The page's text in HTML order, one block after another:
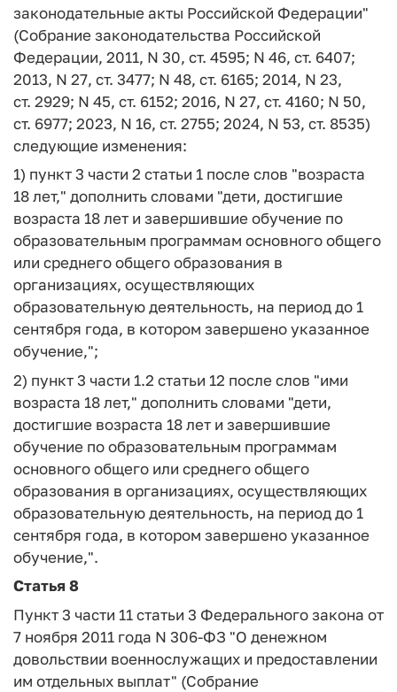
законодательные акты Российской Федерации"
(Собрание законодательства Российской
Федерации, 2011, N 30, ст. 4595; N 46, ст. 6407;
2013, N 27, ст. 3477; N 48, ст. 6165; 2014, N 23,
ст. 2929; N 45, ст. 6152; 2016, N 27, ст. 4160; N 50,
ст. 6977; 2023, N 16, ст. 2755; 2024, N 53, ст. 8535)
следующие изменения:
1) пункт 3 части 2 статьи 1 после слов "возраста
18 лет," дополнить словами "дети, достигшие
возраста 18 лет и завершившие обучение по
образовательным программам основного общего
или среднего общего образования в
организациях, осуществляющих
образовательную деятельность, на период до 1
сентября года, в котором завершено указанное
обучение,";
2) пункт 3 части 1.2 статьи 12 после слов "ими
возраста 18 лет," дополнить словами "дети,
достигшие возраста 18 лет и завершившие
обучение по образовательным программам
основного общего или среднего общего
образования в организациях, осуществляющих
образовательную деятельность, на период до 1
сентября года, в котором завершено указанное
обучение,".
Статья 8
Пункт 3 части 11 статьи 3 Федерального закона от
7 ноября 2011 года N 306-ФЗ "О денежном
довольствии военнослужащих и предоставлении
им отдельных выплат" (Собрание